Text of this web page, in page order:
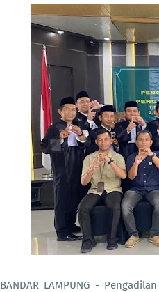
BANDAR LAMPUNG -